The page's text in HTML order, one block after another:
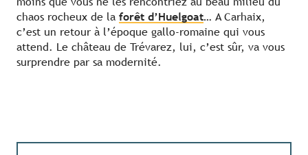
chaos rocheux de la forêt d’Huelgoat… A Carhaix,
c’est un retour à l’époque gallo-romaine qui vous
attend. Le château de Trévarez, lui, c’est sûr, va vous
surprendre par sa modernité.